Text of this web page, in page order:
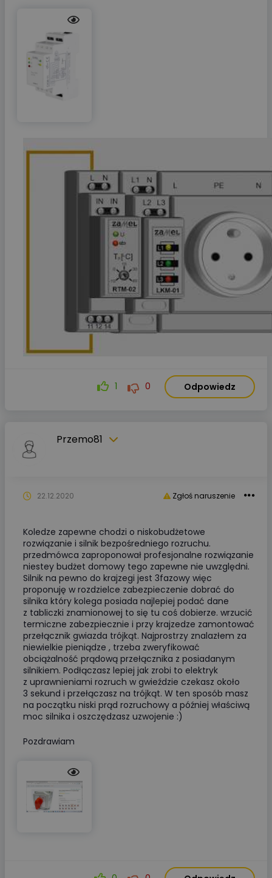
1 0 Odpowiedz
Przemo81
Zgłoś naruszenie
22.12.2020
Koledze zapewne chodzi o niskobudżetowe
rozwiązanie i silnik bezpośredniego rozruchu.
przedmówca zaproponował profesjonalne rozwiązanie
niestey budżet domowy tego zapewne nie uwzględni.
Silnik na pewno do krajzegi jest 3fazowy więc
proponuję w rozdzielce zabezpieczenie dobrać do
silnika który kolega posiada najlepiej podać dane
z tabliczki znamionowej to się tu coś dobierze. wrzucić
termiczne zabezpiecznie i przy krajzedze zamontować
przełącznik gwiazda trójkąt. Najprostrzy znalazłem za
niewielkie pieniądze , trzeba zweryfikować
obciążalność prądową przełącznika z posiadanym
silnikiem. Podłączasz lepiej jak zrobi to elektryk
z uprawnieniami rozruch w gwieździe czekasz około
3 sekund i przełączasz na trójkąt. W ten sposób masz
na początku niski prąd rozruchowy a później właściwą
moc silnika i oszczędzasz uzwojenie :)
Pozdrawiam